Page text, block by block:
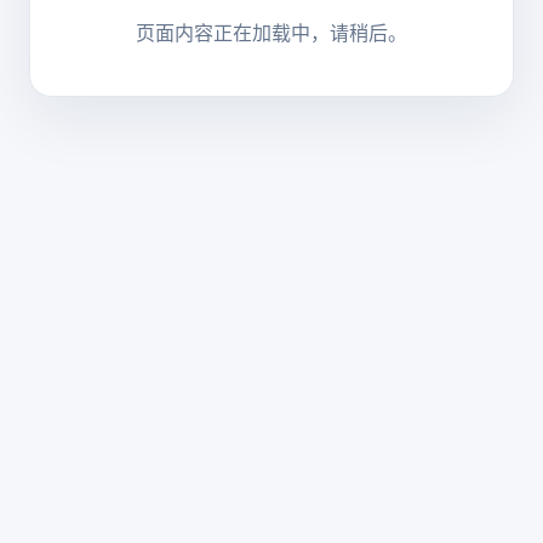
页面内容正在加载中，请稍后。